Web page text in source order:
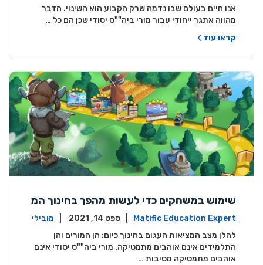
אנו חיים בעולם שבו נדמה שרק הקבוע הוא השינוי. הדבר
מהווה אתגר ייחודי עבור מורי ביה""ס יסודי שכן הם כל …
קראו עוד
שימוש במשחקים כדי לעשות מהפך בחינוך המ
תמטי בגילאי גן וביה""ס יסודי
Matific Education Expert
להלן מצב המציאות העגום בחינוך כיום: הן המורים והן
התלמידים אינם אוהבים מתמטיקה. מורי ביה""ס יסודי אינם
אוהבים מתמטיקה מסיבות …